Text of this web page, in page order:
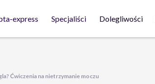
express Specjaliści Dolegliwości
Ćwiczenia na nietrzymanie moczu